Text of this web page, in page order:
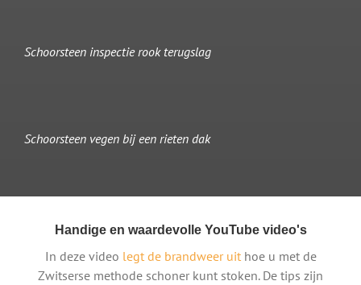
Schoorsteen inspectie rook terugslag
Schoorsteen vegen bij een rieten dak
Handige en waardevolle YouTube video's
In deze video legt de brandweer uithoe u met de
Zwitserse methode schoner kunt stoken. De tips zijn